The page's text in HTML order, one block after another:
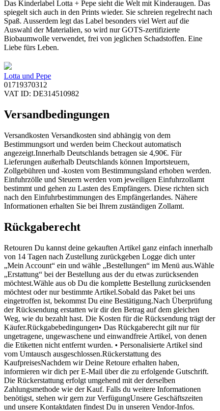
Das Kinderlabel Lotta + Pepe sieht die Welt mit Kinderaugen. Das
spiegelt sich auch in den Prints wieder. Sie schreien regelrecht nach
Spaß. Ausserdem legt das Label besonders viel Wert auf die
Auswahl der Materialien, so wird nur GOTS-zertifizierte
Biobaumwolle verwendet, frei von jeglichen Schadstoffen. Eine
Liebe fürs Leben.
Lotta und Pepe
01719370312
VAT ID: DE314510982
Versandbedingungen
Versandkosten Versandkosten sind abhängig von dem
Bestimmungsort und werden beim Checkout automatisch
angezeigt.Innerhalb Deutschlands betragen sie 4,90€. Für
Lieferungen außerhalb Deutschlands können Importsteuern,
Zollgebühren und -kosten vom Bestimmungsland erhoben werden.
Einfuhrzölle und Steuern werden vom jeweiligen Einfuhrzollamt
bestimmt und gehen zu Lasten des Empfängers. Diese richten sich
nach den Einfuhrbestimmungen des Empfängerlandes. Nähere
Informationen erhalten Sie bei Ihrem zuständigen Zollamt.
Rückgaberecht
Retouren Du kannst deine gekauften Artikel ganz einfach innerhalb
von 14 Tagen nach Zustellung zurückgeben Logge dich unter
„Mein Account“ ein und wähle „Bestellungen“ im Menü aus.Wähle
„Erstattung“ bei der Bestellung aus der du etwas zurücksenden
möchtest.Wähle aus ob Du die komplette Bestellung zurücksenden
möchtest oder nur bestimmte Artikel.Sobald das Paket bei uns
eingetroffen ist, bekommst Du eine Bestätigung.Nach Überprüfung
der Rücksendung erstatten wir dir den Betrag auf dem gleichen
Weg, wie du bezahlt hast. Die Kosten für die Rücksendung trägt der
Käufer.Rückgabebedingungen• Das Rückgaberecht gilt nur für
ungetragene, ungewaschene und einwandfreie Artikel, von denen
die Etiketten nicht entfernt wurden. • Personalisierte Artikel sind
vom Umtausch ausgeschlossen.Rückerstattung des
KaufpreisesNachdem wir Deine Retoure erhalten haben,
informieren wir dich per E-Mail über die zu erfolgende Gutschrift.
Die Rückerstattung erfolgt umgehend mit der derselben
Zahlungsmethode wie der Kauf. Falls du weitere Informationen
benötigst, stehen wir gern zur VerfügungUnsere Geschäftszeiten
und unsere Kontaktdaten findest Du in unseren Vendor-Infos.